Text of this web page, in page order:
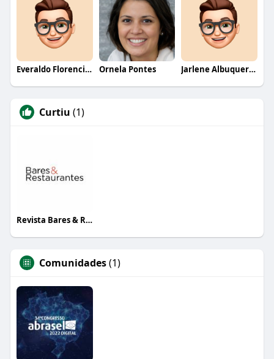
Everaldo Florencio De Melo Ornela Pontes Jarlene Albuquerque
Curtiu (1)
Revista Bares & Restaurantes
Comunidades(1)